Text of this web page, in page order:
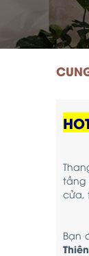
tầng
cửa,
Bạn